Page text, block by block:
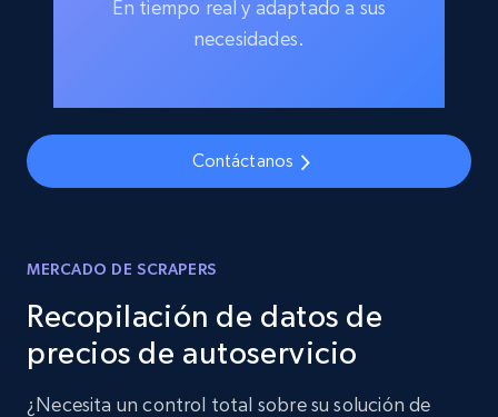
En tiempo real y adaptado a sus
necesidades.
Contáctanos
MERCADO DE SCRAPERS
Recopilación de datos de
precios de autoservicio
¿Necesita un control total sobre su solución de